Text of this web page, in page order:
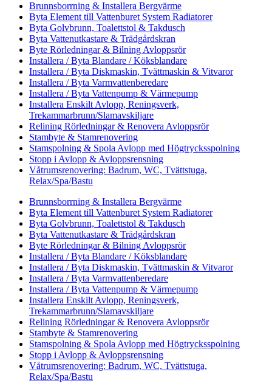
Brunnsborrning & Installera Bergvärme
Byta Element till Vattenburet System Radiatorer
Byta Golvbrunn, Toalettstol & Takdusch
Byta Vattenutkastare & Trädgårdskran
Byte Rörledningar & Bilning Avloppsrör
Installera / Byta Blandare / Köksblandare
Installera / Byta Diskmaskin, Tvättmaskin & Vitvaror
Installera / Byta Varmvattenberedare
Installera / Byta Vattenpump & Värmepump
Installera Enskilt Avlopp, Reningsverk,
Trekammarbrunn/Slamavskiljare
Relining Rörledningar & Renovera Avloppsrör
Stambyte & Stamrenovering
Stamspolning & Spola Avlopp med Högtrycksspolning
Stopp i Avlopp & Avloppsrensning
Våtrumsrenovering: Badrum, WC, Tvättstuga,
Relax/Spa/Bastu
Brunnsborrning & Installera Bergvärme
Byta Element till Vattenburet System Radiatorer
Byta Golvbrunn, Toalettstol & Takdusch
Byta Vattenutkastare & Trädgårdskran
Byte Rörledningar & Bilning Avloppsrör
Installera / Byta Blandare / Köksblandare
Installera / Byta Diskmaskin, Tvättmaskin & Vitvaror
Installera / Byta Varmvattenberedare
Installera / Byta Vattenpump & Värmepump
Installera Enskilt Avlopp, Reningsverk,
Trekammarbrunn/Slamavskiljare
Relining Rörledningar & Renovera Avloppsrör
Stambyte & Stamrenovering
Stamspolning & Spola Avlopp med Högtrycksspolning
Stopp i Avlopp & Avloppsrensning
Våtrumsrenovering: Badrum, WC, Tvättstuga,
Relax/Spa/Bastu